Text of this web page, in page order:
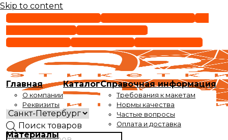
Skip to content
СПБ +7(812) 495-92-29
МСК +7(495) 215-25-87
РФ
order@epigraf.ru
(812) 495-92-29
(495) 215-25-87 8(800) 301-91-29
Поиск товаров
Главная
О компании
Реквизиты
КаталогСправочная информация
Требования к макетам
Нормы качества
Частые вопросы
Оплата и доставка
Материалы